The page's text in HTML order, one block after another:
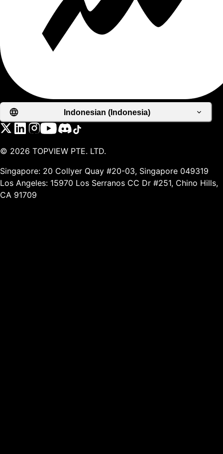
Indonesian (Indonesia)
© 2026 TOPVIEW PTE. LTD.
Singapore: 20 Collyer Quay #20-03, Singapore 049319
Los Angeles: 15970 Los Serranos CC Dr #251, Chino Hills,
CA 91709